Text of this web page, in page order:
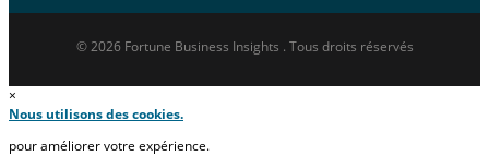
© 2026 Fortune Business Insights . Tous droits réservés
×
Nous utilisons des cookies.
pour améliorer votre expérience.